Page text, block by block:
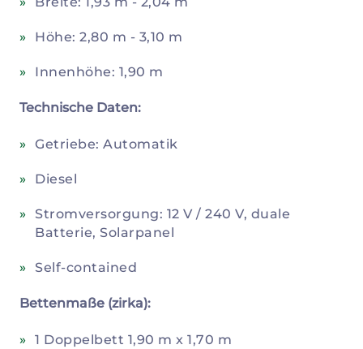
Höhe: 2,80 m - 3,10 m
Innenhöhe: 1,90 m
Technische Daten:
Getriebe: Automatik
Diesel
Stromversorgung: 12 V / 240 V, duale
Batterie, Solarpanel
Self-contained
Bettenmaße (zirka):
1 Doppelbett 1,90 m x 1,70 m